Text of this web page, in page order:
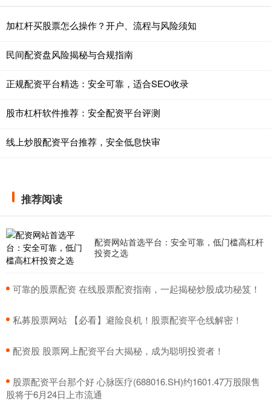
加杠杆买股票怎么操作？开户、流程与风险须知
民间配资盘风险揭秘与合规指南
正规配资平台精选：安全可靠，适合SEO收录
股市杠杆软件推荐：安全配资平台评测
线上炒股配资平台推荐，安全低息快审
推荐阅读
配资网站首选平台：安全可靠，低门槛高杠杆
投资之选
​可靠的股票配资 在线股票配资指南，一起揭秘炒股成功秘笈！
​私募股票网站 【必看】避险良机！股票配资平仓线解密！
​配资股 股票网上配资平台大揭秘，成为聪明投资者！
​股票配资平台那个好 心脉医疗(688016.SH)约1601.47万股限售
股将于6月24日上市流通